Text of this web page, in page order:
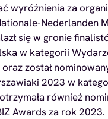
wyróżnienia za
Nederlanden
się w gronie
w kategorii
został
2023 w
również
Awards za rok 2023.